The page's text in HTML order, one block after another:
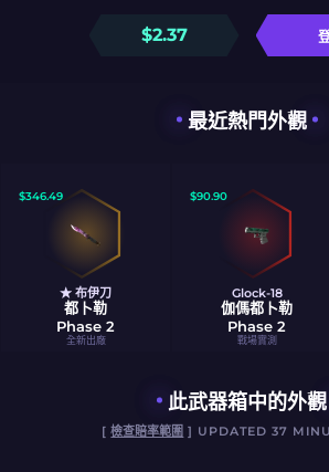
$2.37
最近熱門外觀
$346.49
★ 布伊刀
都卜勒
Phase 2
全新出廠
$90.90
Glock-18
伽傌都卜勒
Phase 2
戰場實測
此武器箱中的外觀
[檢查賠率範圍 ] UPDATED 37